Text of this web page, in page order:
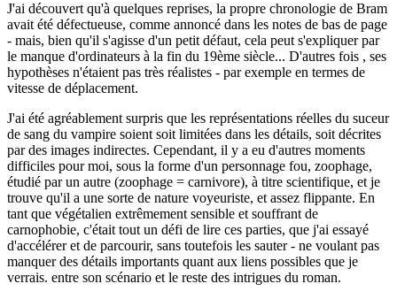
J'ai découvert qu'à quelques reprises, la propre chronologie de Bram
avait été défectueuse, comme annoncé dans les notes de bas de page
- mais, bien qu'il s'agisse d'un petit défaut, cela peut s'expliquer par
le manque d'ordinateurs à la fin du 19ème siècle... D'autres fois , ses
hypothèses n'étaient pas très réalistes - par exemple en termes de
vitesse de déplacement.
J'ai été agréablement surpris que les représentations réelles du suceur
de sang du vampire soient soit limitées dans les détails, soit décrites
par des images indirectes. Cependant, il y a eu d'autres moments
difficiles pour moi, sous la forme d'un personnage fou, zoophage,
étudié par un autre (zoophage = carnivore), à titre scientifique, et je
trouve qu'il a une sorte de nature voyeuriste, et assez flippante. En
tant que végétalien extrêmement sensible et souffrant de
carnophobie, c'était tout un défi de lire ces parties, que j'ai essayé
d'accélérer et de parcourir, sans toutefois les sauter - ne voulant pas
manquer des détails importants quant aux liens possibles que je
verrais. entre son scénario et le reste des intrigues du roman.